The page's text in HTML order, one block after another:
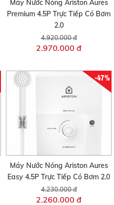
Máy Nước Nóng Ariston Aures
Premium 4.5P Trực Tiếp Có Bơm
2.0
4.920.000 đ
2.970.000 đ
-47%
Máy Nước Nóng Ariston Aures
Easy 4.5P Trực Tiếp Có Bơm 2.0
4.230.000 đ
2.260.000 đ